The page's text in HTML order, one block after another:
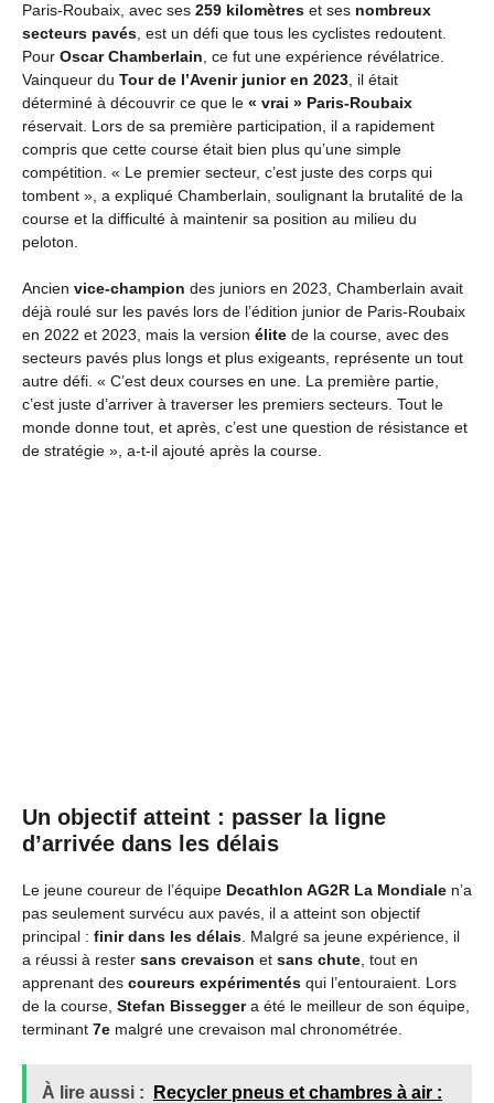
Paris-Roubaix, avec ses 259 kilomètres et ses nombreux
secteurs pavés , est un défi que tous les cyclistes redoutent.
Pour Oscar Chamberlain , ce fut une expérience révélatrice.
Vainqueur du Tour de l’Avenir junior en 2023 , il était
déterminé à découvrir ce que le « vrai » Paris-Roubaix
réservait. Lors de sa première participation, il a rapidement
compris que cette course était bien plus qu’une simple
compétition. « Le premier secteur, c’est juste des corps qui
tombent », a expliqué Chamberlain, soulignant la brutalité de la
course et la difficulté à maintenir sa position au milieu du
peloton.
Ancien vice-champion des juniors en 2023, Chamberlain avait
déjà roulé sur les pavés lors de l’édition junior de Paris-Roubaix
en 2022 et 2023, mais la version élite de la course, avec des
secteurs pavés plus longs et plus exigeants, représente un tout
autre défi. « C’est deux courses en une. La première partie,
c’est juste d’arriver à traverser les premiers secteurs. Tout le
monde donne tout, et après, c’est une question de résistance et
de stratégie », a-t-il ajouté après la course.
Un objectif atteint : passer la ligne
d’arrivée dans les délais
Le jeune coureur de l’équipe Decathlon AG2R La Mondiale n’a
pas seulement survécu aux pavés, il a atteint son objectif
principal : finir dans les délais . Malgré sa jeune expérience, il
a réussi à rester sans crevaison et sans chute , tout en
apprenant des coureurs expérimentés qui l’entouraient. Lors
de la course, Stefan Bisseggera été le meilleur de son équipe,
terminant 7e malgré une crevaison mal chronométrée.
À lire aussi : Recycler pneus et chambres à air :